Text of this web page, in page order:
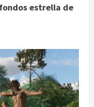
estrella de